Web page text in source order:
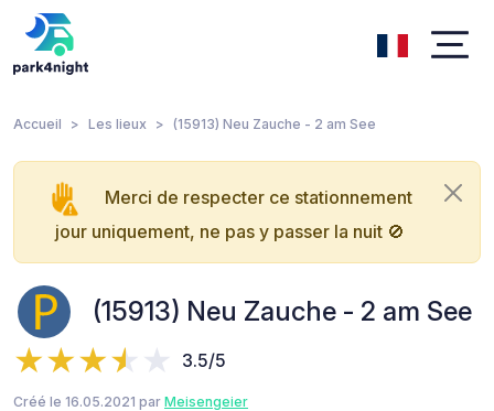
Accueil Les lieux (15913) Neu Zauche - 2 am See
Merci de respecter ce stationnement
jour uniquement, ne pas y passer la nuit 🚫
(15913) Neu Zauche - 2 am See
3.5/5
Créé le 16.05.2021 par Meisengeier